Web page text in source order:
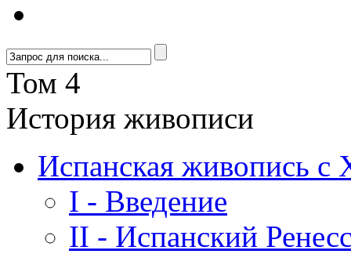
Том 4
История живописи
Испанская живопись
I - Введение
II - Испанский